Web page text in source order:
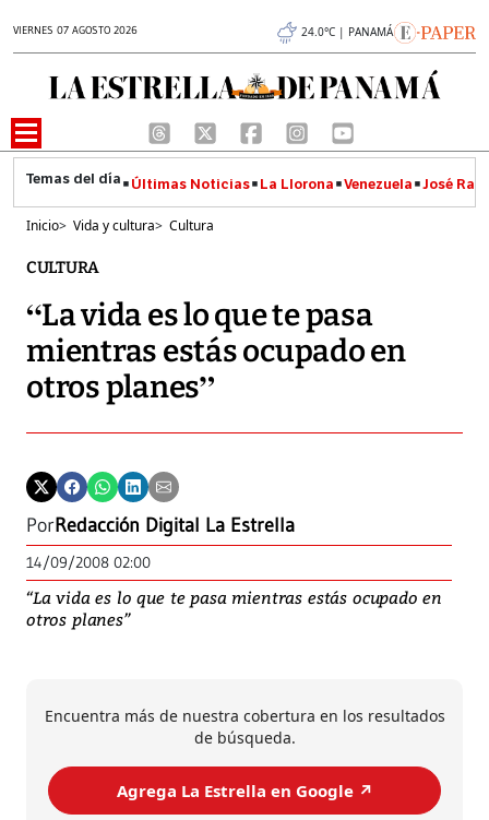
VIERNES 07 AGOSTO 2026 24.0°C | PANAMÁ
Últimas Noticias La Llorona Venezuela José
Inicio> Vida y cultura> Cultura
CULTURA
“La vida es lo que te pasa
mientras estás ocupado en
otros planes”
PorRedacción Digital La Estrella
14/09/2008 02:00
“La vida es lo que te pasa mientras estás ocupado en
otros planes”
Encuentra más de nuestra cobertura en los resultados
de búsqueda.
Agrega La Estrella en Google ↗️